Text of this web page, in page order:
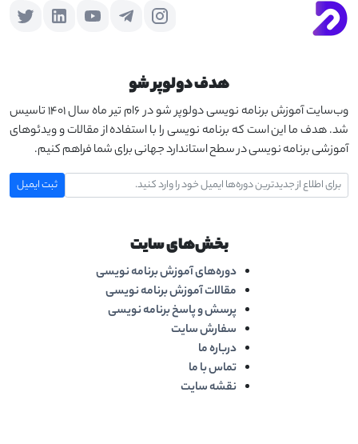
هدف دولوپر شو
وب‌سایت آموزش برنامه نویسی دولوپر شو در 6ام تیر ماه سال 1401 تاسیس
شد. هدف ما این است که برنامه نویسی را با استفاده از مقالات و ویدئوهای
آموزشی برنامه نویسی در سطح استاندارد جهانی برای شما فراهم کنیم.
بخش‌های سایت
دوره‌های آموزش برنامه نویسی
مقالات آموزش برنامه نویسی
پرسش و پاسخ برنامه نویسی
سفارش سایت
درباره ما
تماس با ما
نقشه سایت